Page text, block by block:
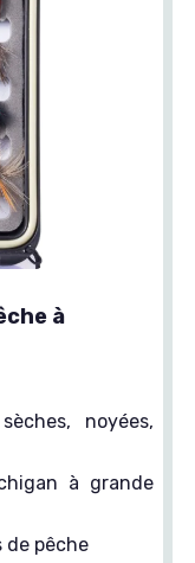
à
noyées,
à grande
de pêche